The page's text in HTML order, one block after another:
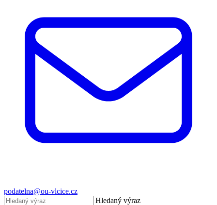
podatelna@ou-vlcice.cz
Hledaný výraz